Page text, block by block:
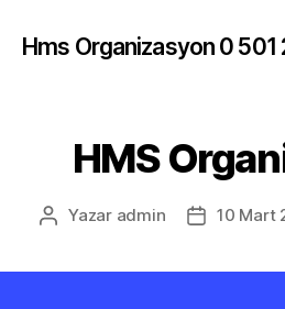
Hms Organizasyon 0 501
HMS
Yazının
Yazar admin
Yazı10 Mart